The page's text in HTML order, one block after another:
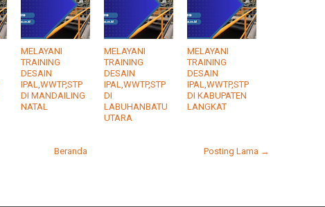
MELAYANI
TRAINING
DESAIN
IPAL,WWTP,STP
DI MANDAILING
NATAL
MELAYANI
TRAINING
DESAIN
IPAL,WWTP,STP
DI
LABUHANBATU
UTARA
MELAYANI
TRAINING
DESAIN
IPAL,WWTP,STP
DI KABUPATEN
LANGKAT
Posting Lama →
Beranda